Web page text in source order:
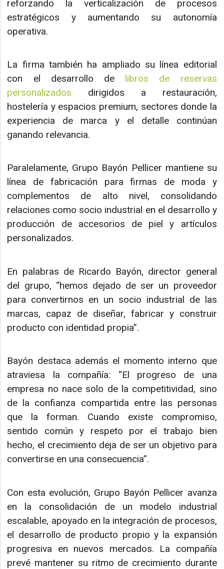
reforzando la verticalización de procesos
estratégicos y aumentando su autonomía
operativa.
La firma también ha ampliado su línea editorial
con el desarrollo de libros de reservas
personalizados dirigidos a restauración,
hostelería y espacios premium, sectores donde la
experiencia de marca y el detalle continúan
ganando relevancia.
Paralelamente, Grupo Bayón Pellicer mantiene su
línea de fabricación para firmas de moda y
complementos de alto nivel, consolidando
relaciones como socio industrial en el desarrollo y
producción de accesorios de piel y artículos
personalizados.
En palabras de Ricardo Bayón, director general
del grupo, “hemos dejado de ser un proveedor
para convertirnos en un socio industrial de las
marcas, capaz de diseñar, fabricar y construir
producto con identidad propia”.
Bayón destaca además el momento interno que
atraviesa la compañía: “El progreso de una
empresa no nace solo de la competitividad, sino
de la confianza compartida entre las personas
que la forman. Cuando existe compromiso,
sentido común y respeto por el trabajo bien
hecho, el crecimiento deja de ser un objetivo para
convertirse en una consecuencia”.
Con esta evolución, Grupo Bayón Pellicer avanza
en la consolidación de un modelo industrial
escalable, apoyado en la integración de procesos,
el desarrollo de producto propio y la expansión
progresiva en nuevos mercados. La compañía
prevé mantener su ritmo de crecimiento durante